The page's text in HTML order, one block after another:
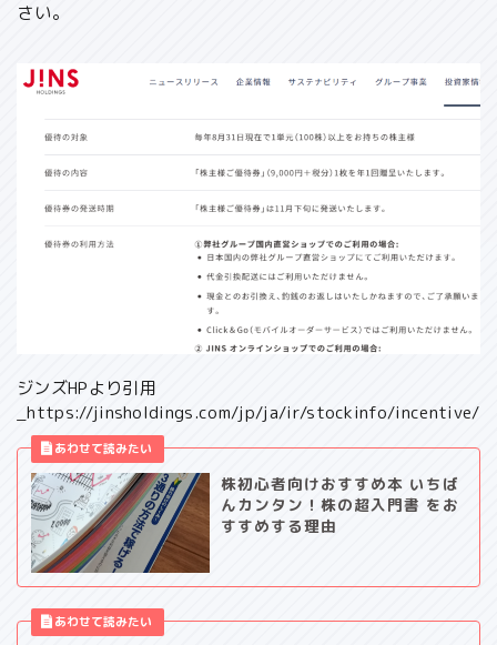
さい。
ジンズHPより引用
_https://jinsholdings.com/jp/ja/ir/stockinfo/incentive/
株初心者向けおすすめ本 いちば
んカンタン！株の超入門書 をお
すすめする理由